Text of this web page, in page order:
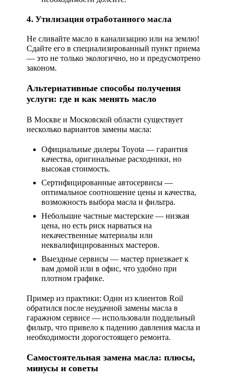
4. Утилизация отработанного масла
Не сливайте масло в канализацию или на землю!
Сдайте его в специализированный пункт приема
— это не только экологично, но и предусмотрено
законом.
Альтернативные способы получения
услуги: где и как менять масло
В Москве и Московской области существует
несколько вариантов замены масла:
Официальные дилеры Toyota — гарантия
качества, оригинальные расходники, но
высокая стоимость.
Сертифицированные автосервисы—
оптимальное соотношение цены и качества,
возможность выбора масла и фильтра.
Небольшие частные мастерские— низкая
цена, но есть риск нарваться на
некачественные материалы или
неквалифицированных мастеров.
Выездные сервисы— мастер приезжает к
вам домой или в офис, что удобно при
плотном графике.
Пример из практики: Один из клиентов Roil
обратился после неудачной замены масла в
гаражном сервисе — использовали поддельный
фильтр, что привело к падению давления масла и
необходимости дорогостоящего ремонта.
Самостоятельная замена масла: плюсы,
минусы и советы